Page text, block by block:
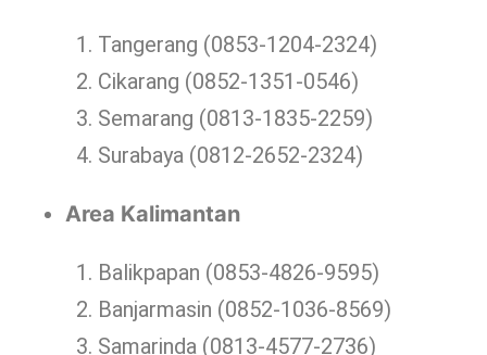
Tangerang (0853-1204-2324)
Cikarang (0852-1351-0546)
Semarang (0813-1835-2259)
Surabaya (0812-2652-2324)
Area Kalimantan
Balikpapan (0853-4826-9595)
Banjarmasin (0852-1036-8569)
Samarinda (0813-4577-2736)